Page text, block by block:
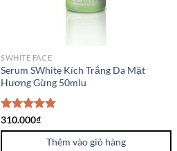
SWHITE FACE
Serum SWhite Kích Trắng Da Mặt
Hương Gừng 50mlu
Được xếp
hạng5.00
310.000₫
Thêm vào giỏ hàng